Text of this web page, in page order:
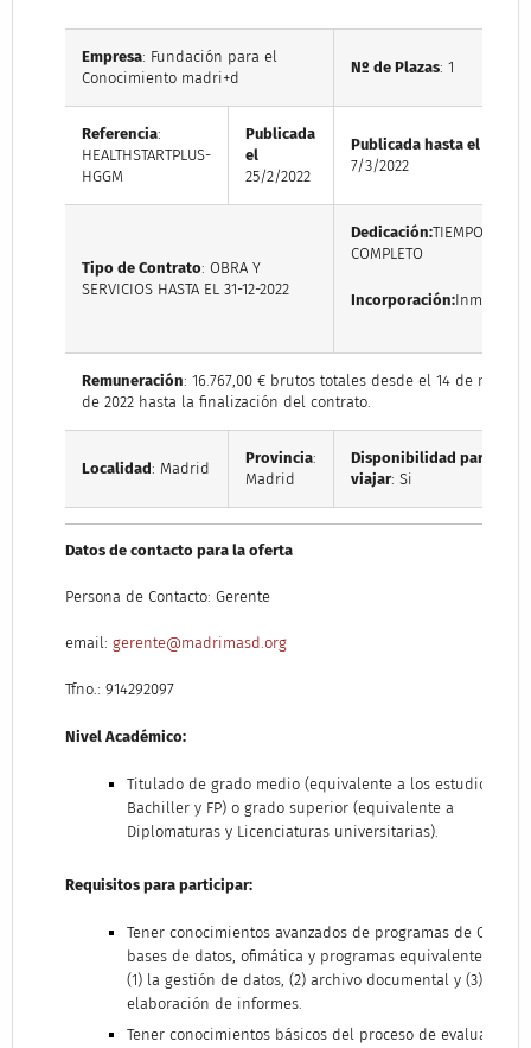
Empresa: Fundación para el
Conocimiento madri+d
Nº de Plazas: 1
Referencia:
HEALTHSTARTPLUS-
HGGM
Publicada
el
25/2/2022
Publicada hasta el
7/3/2022
Tipo de Contrato: OBRA Y
SERVICIOS HASTA EL 31-12-2022
Dedicación:TIEMPO
COMPLETO
Incorporación:Inmediata
Remuneración: 16.767,00 € brutos totales desde el 14 de marzo
de 2022 hasta la finalización del contrato.
Localidad: Madrid
Provincia:
Madrid
Disponibilidad para
viajar: Si
Datos de contacto para la oferta
Persona de Contacto: Gerente
email: gerente@madrimasd.org
Tfno.: 914292097
Nivel Académico:
Titulado de grado medio (equivalente a los estudios de
Bachiller y FP) o grado superior (equivalente a
Diplomaturas y Licenciaturas universitarias).
Requisitos para participar:
Tener conocimientos avanzados de programas de Office,
bases de datos, ofimática y programas equivalentes para:
(1) la gestión de datos, (2) archivo documental y (3)
elaboración de informes.
Tener conocimientos básicos del proceso de evaluación